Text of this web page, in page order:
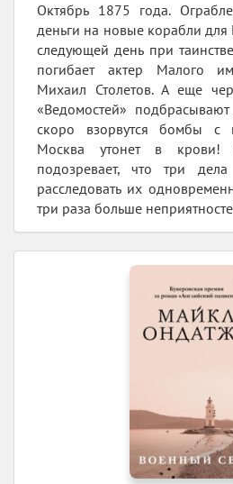
Октябрь 1875 года.
деньги на новые корабли для
следующей день при
погибает актер Малого
Михаил Столетов. А еще
«Ведомостей»
скоро взорвутся бомбы с
Москва утонет в крови!
подозревает, что три
расследовать их
три раза больше